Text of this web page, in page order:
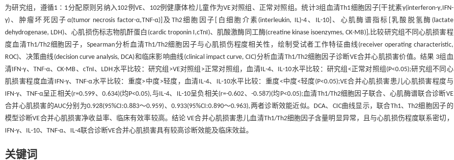
为研究组，遵循1∶1分配原则另纳入102例VE、102例健康体检儿童作为VE对照组、正常对照组。统计3组血清Th1细胞因子[干扰素γ(interferon-γ,IFN-
γ)、肿瘤坏死因子α(tumor necrosis factor-α,TNF-α)]及Th2细胞因子[白细胞介素(interleukin, IL)-4、IL-10]、心肌酶谱指标[乳酸脱氢酶(lactate
dehydrogenase, LDH)、心肌损伤标志物肌酐蛋白(cardic troponin I,cTnI)、肌酸激酶同工酶(creatine kinase isoenzymes, CK-MB)],比较研究组不同心肌损害程
度血清Th1/Th2细胞因子，Spearman分析血清Th1/Th2细胞因子与心肌损伤程度相关性，绘制受试者工作特征曲线(receiver operating characteristic,
ROC)、决策曲线(decision curve analysis, DCA)和临床影响曲线(clinical impact curve, CIC)分析血清Th1/Th2细胞因子诊断VE合并心肌损害价值。结果 3组血
清IFN-γ、TNF-α、CK-MB、cTnI、LDH水平比较：研究组>VE对照组>正常对照组，血清IL-4、IL-10水平比较：研究组 <正常对照组(P<0.05);研究组不同心
肌损害程度血清IFN-γ、TNF-α水平比较：重度>中度>轻度，血清IL-4、IL-10水平比较：重度<中度<轻度(P<0.05);VE合并心肌损害患儿心肌损害程度与
IFN-γ、TNF-α呈正相关(r=0.599、0.634)(均P<0.05),与IL-4、IL-10呈负相关(r=-0.602、-0.587)(均P<0.05);血清Th1/Th2细胞因子联合、心肌酶谱联合诊断VE
合并心肌损害的AUC分别为0.928(95%CI:0.883～0.959)、0.933(95%CI:0.890～0.963),两者诊断效能近似。DCA、CIC曲线显示，联合Th1、Th2细胞因子的
模型诊断VE合并心肌损害净收益率、临床有效率较高。结论 VE合并心肌损害患儿血清Th1/Th2细胞因子含量明显异常，且与心肌损伤程度联系密切，
IFN-γ、IL-10、TNF-α、IL-4联合诊断VE合并心肌损害具有较高诊断效能及临床效益。
关键词